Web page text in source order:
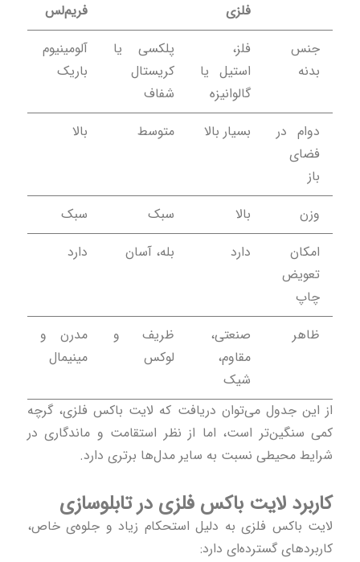
فلزی
فریم‌لس
جنس
بدنه
فلز،
استیل یا
گالوانیزه
پلکسی یا
کریستال
شفاف
آلومینیوم
باریک
دوام در
فضای
باز
بسیار بالا متوسط بالا
وزن بالا سبک
سبک
امکان
تعویض
چاپ
دارد بله، آسان دارد
ظاهر
صنعتی،
مقاوم،
شیک
ظریف و
لوکس
مدرن و
مینیمال
از این جدول می‌توان دریافت که لایت باکس فلزی، گرچه
کمی سنگین‌تر است، اما از نظر استقامت و ماندگاری در
شرایط محیطی نسبت به سایر مدل‌ها برتری دارد.
کاربرد لایت باکس فلزی در تابلوسازی
لایت باکس فلزی به دلیل استحکام زیاد و جلوه‌ی خاص،
کاربردهای گسترده‌ای دارد: